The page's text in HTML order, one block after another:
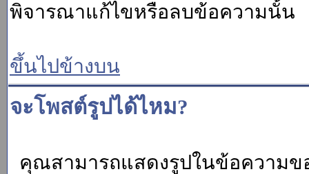
พิจารณาแก้ไขหรือลบข้อความนั้น
ขึ้นไปข้างบน
จะโพสต์รูปได้ไหม?
คุณสามารถแสดงรูปในข้อความ